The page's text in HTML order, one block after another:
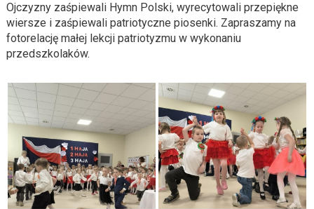
Ojczyzny zaśpiewali Hymn Polski, wyrecytowali przepiękne
wiersze i zaśpiewali patriotyczne piosenki. Zapraszamy na
fotorelację małej lekcji patriotyzmu w wykonaniu
przedszkolaków.